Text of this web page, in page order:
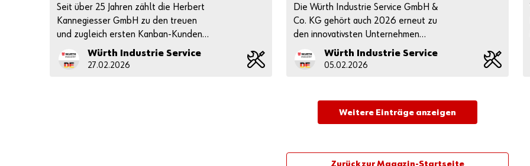
Seit über 25 Jahren zählt die Herbert
Kannegiesser GmbH zu den treuen
und zugleich ersten Kanban-Kunden
der Würth Industrie Service.
Würth Industrie Service
27.02.2026
Unternehmen
Deutschlands 2026 in der
Handelsbranche
Die Würth Industrie Service GmbH &
Co. KG gehört auch 2026 erneut zu
den innovativsten Unternehmen
Deutschlands.
Würth Industrie Service
05.02.2026
Weitere Einträge anzeigen
Zurück zur Magazin-Startseite